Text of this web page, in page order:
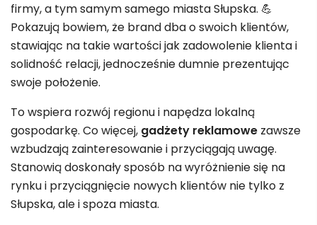
firmy, a tym samym samego miasta Słupska. 💪
Pokazują bowiem, że brand dba o swoich klientów,
stawiając na takie wartości jak zadowolenie klienta i
solidność relacji, jednocześnie dumnie prezentując
swoje położenie.
To wspiera rozwój regionu i napędza lokalną
gospodarkę. Co więcej, gadżety reklamowe zawsze
wzbudzają zainteresowanie i przyciągają uwagę.
Stanowią doskonały sposób na wyróżnienie się na
rynku i przyciągnięcie nowych klientów nie tylko z
Słupska, ale i spoza miasta.